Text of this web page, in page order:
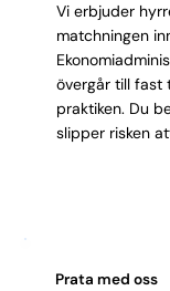
Vi erbjuder
matchningen
övergår till fast
praktiken. Du
slipper risken
Prata med oss